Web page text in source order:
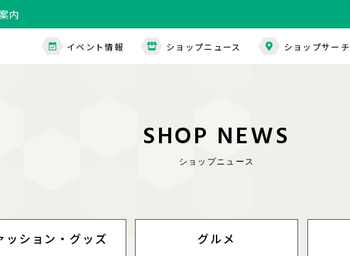
内
イベント情報 ショップニュース ショップサーチ
SHOP NEWS
ショップニュース
ッション・グッズ グルメ